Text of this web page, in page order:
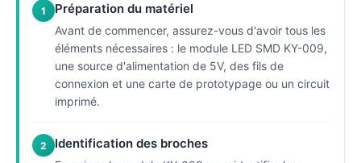
1 Préparation du matériel
Avant de commencer, assurez-vous d'avoir tous les
éléments nécessaires : le module LED SMD KY-009,
une source d'alimentation de 5V, des fils de
connexion et une carte de prototypage ou un circuit
imprimé.
2 Identification des broches